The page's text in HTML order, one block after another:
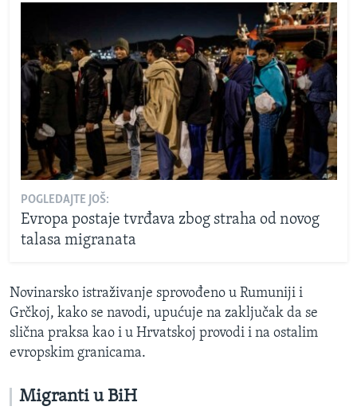
POGLEDAJTE JOŠ:
Evropa postaje tvrđava zbog straha od novog
talasa migranata
Novinarsko istraživanje sprovođeno u Rumuniji i
Grčkoj, kako se navodi, upućuje na zaključak da se
slična praksa kao i u Hrvatskoj provodi i na ostalim
evropskim granicama.
Migranti u BiH